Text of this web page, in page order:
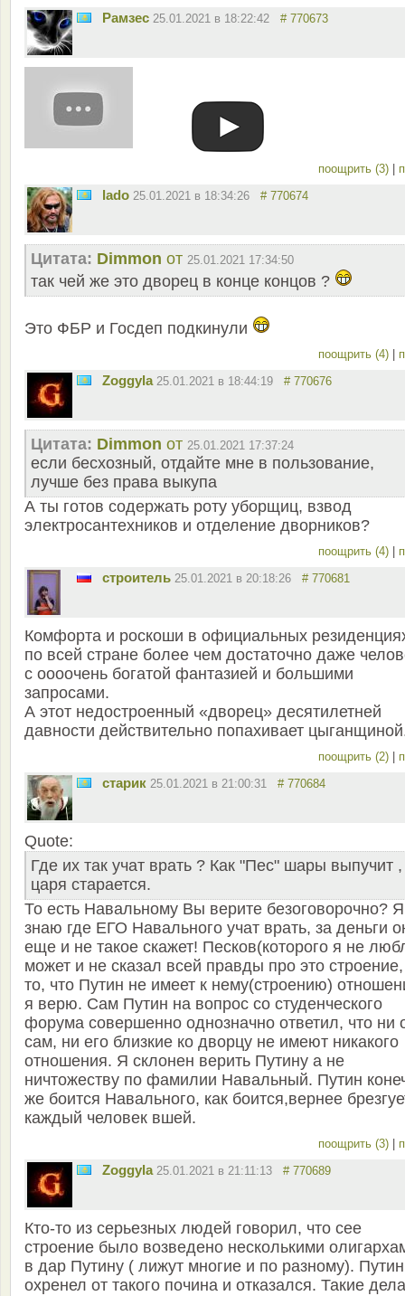
Рамзес 25.01.2021 в 18:22:42 # 770673
поощрить (3)
lado 25.01.2021 в 18:34:26 # 770674
Цитата: Dimmon от 25.01.2021 17:34:50
так чей же это дворец в конце концов ?
Это ФБР и Госдеп подкинули
поощрить (4)
Zoggyla 25.01.2021 в 18:44:19 # 770676
Цитата: Dimmon от 25.01.2021 17:37:24
если бесхозный, отдайте мне в пользование,
лучше без права выкупа
А ты готов содержать роту уборщиц, взвод
электросантехников и отделение дворников?
поощрить (4)
строитель 25.01.2021 в 20:18:26 # 770681
Комфорта и роскоши в официальных
по всей стране более чем достаточно даже
с оооочень богатой фантазией и большими
запросами.
А этот недостроенный «дворец» десятилетней
давности действительно попахивает
поощрить (2)
старик 25.01.2021 в 21:00:31 # 770684
Quote:
Где их так учат врать ? Как "Пес" шары выпучит ,
царя старается.
То есть Навальному Вы верите безоговорочно?
знаю где ЕГО Навального учат врать, за деньги
еще и не такое скажет! Песков(которого я не
может и не сказал всей правды про это
то, что Путин не имеет к нему(строению)
я верю. Сам Путин на вопрос со студенческого
форума совершенно однозначно ответил, что ни
сам, ни его близкие ко дворцу не имеют никакого
отношения. Я склонен верить Путину а не
ничтожеству по фамилии Навальный. Путин
же боится Навального, как боится,вернее
каждый человек вшей.
поощрить (3)
Zoggyla 25.01.2021 в 21:11:13 # 770689
Кто-то из серьезных людей говорил, что сее
строение было возведено несколькими
в дар Путину ( лижут многие и по разному). Путин
охренел от такого почина и отказался. Такие